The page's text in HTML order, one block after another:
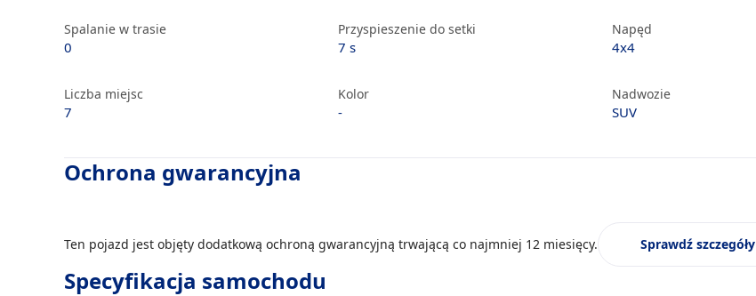
Spalanie w trasie
0
Przyspieszenie do setki
7 s
Napęd
4x4
Liczba miejsc
7
Kolor
-
Nadwozie
SUV
Ochrona gwarancyjna
Ten pojazd jest objęty dodatkową ochroną gwarancyjną trwającą co najmniej 12 miesięcy. Sprawdź szczegóły
Specyfikacja samochodu